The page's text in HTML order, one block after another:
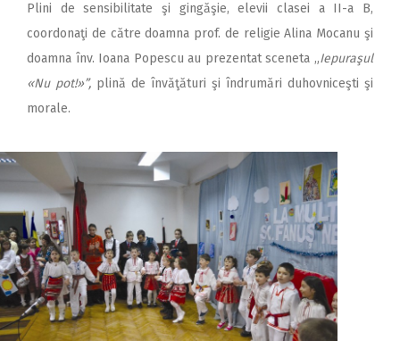
Plini de sensibilitate şi gingăşie, elevii clasei a II-a B,
coordonaţi de către doamna prof. de religie Alina Mocanu şi
doamna înv. Ioana Popescu au prezentat sceneta „Iepuraşul
«Nu pot!»”, plină de învăţături şi îndrumări duhovniceşti şi
morale.